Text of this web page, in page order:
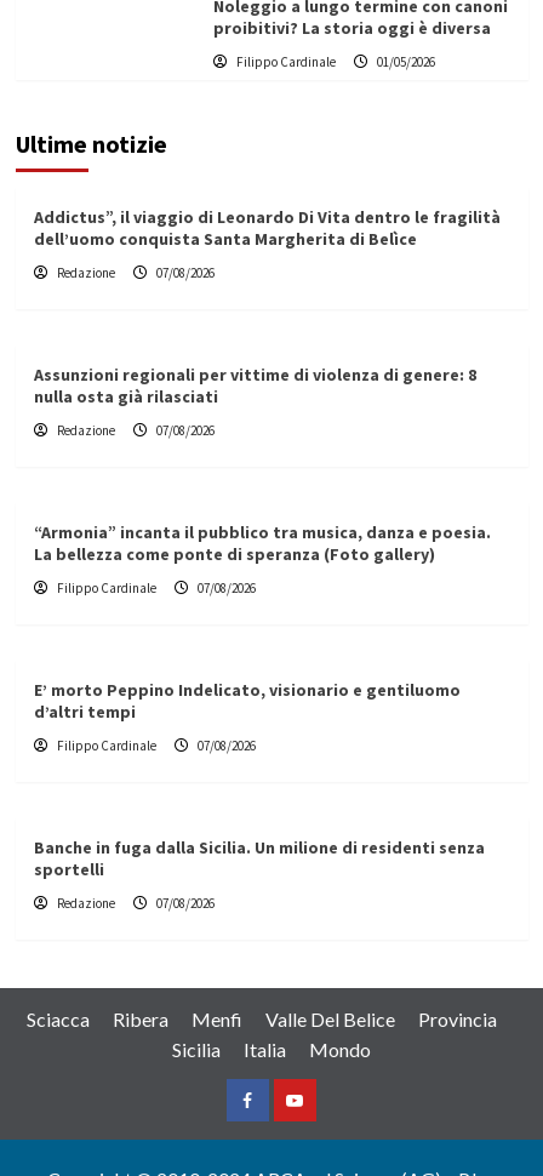
Noleggio a lungo termine con canoni
proibitivi? La storia oggi è diversa
Filippo Cardinale 01/05/2026
Ultime notizie
Addictus”, il viaggio di Leonardo Di Vita dentro le fragilità
dell’uomo conquista Santa Margherita di Belìce
Redazione 07/08/2026
Assunzioni regionali per vittime di violenza di genere: 8
nulla osta già rilasciati
Redazione 07/08/2026
“Armonia” incanta il pubblico tra musica, danza e poesia.
La bellezza come ponte di speranza (Foto gallery)
Filippo Cardinale 07/08/2026
E’ morto Peppino Indelicato, visionario e gentiluomo
d’altri tempi
Filippo Cardinale 07/08/2026
Banche in fuga dalla Sicilia. Un milione di residenti senza
sportelli
Redazione 07/08/2026
Sciacca Ribera Menfi Valle Del Belice
Provincia
Sicilia
Italia Mondo
FacebookYountube